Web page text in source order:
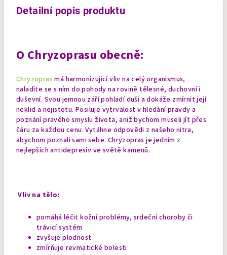
Detailní popis produktu
O Chryzoprasu obecně:
Chryzoprasmá harmonizující vliv na celý organismus,
naladíte se s ním do pohody na rovině tělesné, duchovní i
duševní. Svou jemnou září pohladí duši a dokáže zmírnit její
neklid a nejistotu. Posiluje vytrvalost v hledání pravdy a
poznání pravého smyslu života, aniž bychom museli jít přes
čáru za každou cenu. Vytáhne odpovědi z našeho nitra,
abychom poznali sami sebe. Chryzopras je jedním z
nejlepších antidepresiv ve světě kamenů.
Vliv na tělo:
pomáhá léčit kožní problémy, srdeční choroby či
trávicí systém
zvyšuje plodnost
zmírňuje revmatické bolesti